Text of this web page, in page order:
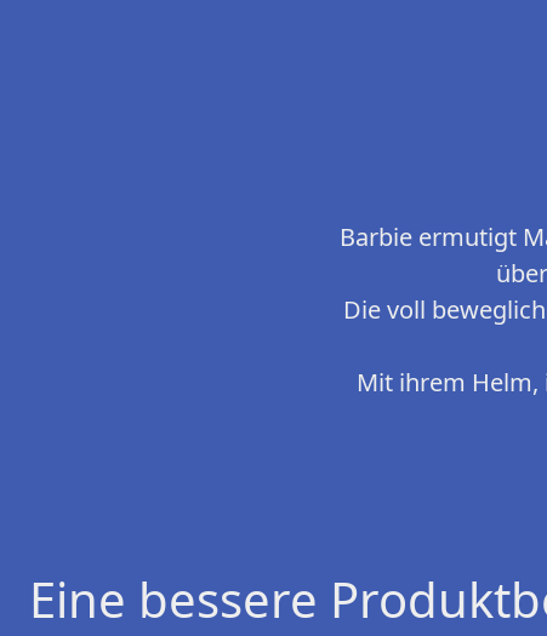
Barbie ermutigt
Die voll
Mit ihrem Helm,
Eine bessere